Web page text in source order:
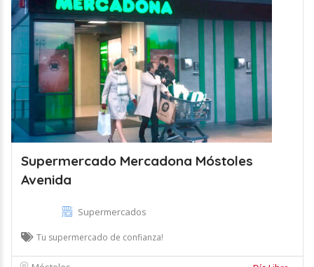
Supermercado Mercadona Móstoles
Avenida
Supermercados
Tu supermercado de confianza!